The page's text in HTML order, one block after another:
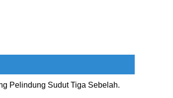
Pelindung Sudut Tiga Sebelah.